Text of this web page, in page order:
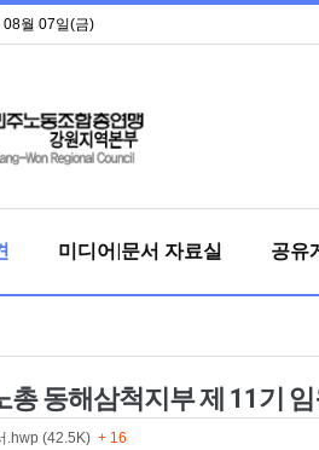
08월 07일(금)
미디어|문서 자료실 공유
총 동해삼척지부 제 11기
.hwp (42.5K) + 16